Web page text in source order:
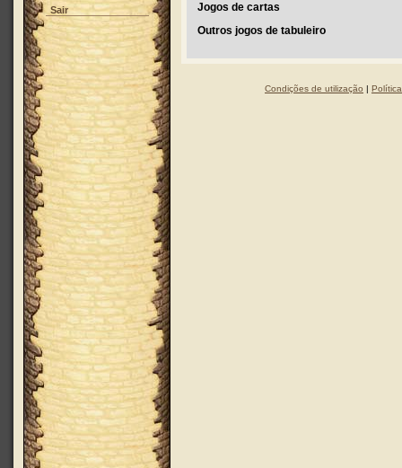
Sair
Jogos de cartas
Outros jogos de tabuleiro
Condições de utilização |